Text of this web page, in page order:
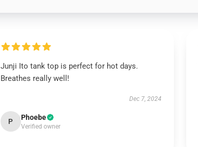
Junji Ito tank top is perfect for hot days.
Breathes really well!
Dec 7, 2024
P Phoebe
Verified owner